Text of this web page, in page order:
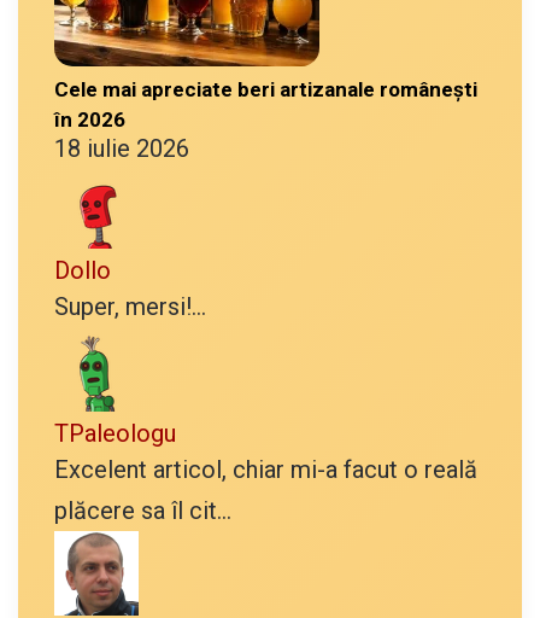
Cele mai apreciate beri artizanale românești
în 2026
18 iulie 2026
Dollo
Super, mersi!...
TPaleologu
Excelent articol, chiar mi-a facut o reală
plăcere sa îl cit...